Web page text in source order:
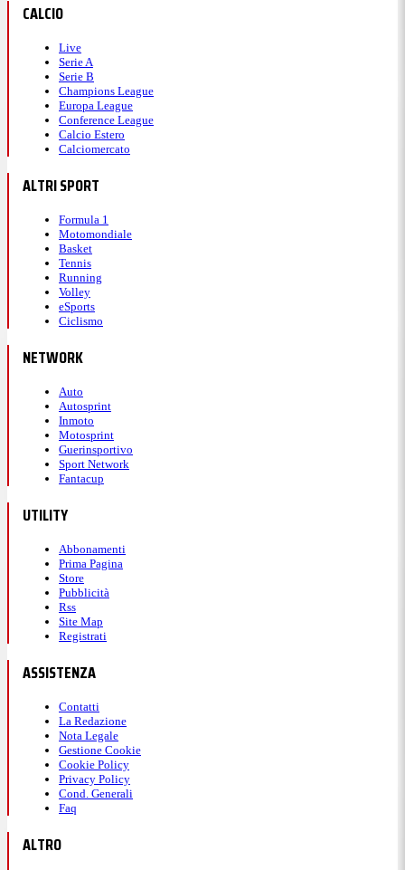
CALCIO
Live
Serie A
Serie B
Champions League
Europa League
Conference League
Calcio Estero
Calciomercato
ALTRI SPORT
Formula 1
Motomondiale
Basket
Tennis
Running
Volley
eSports
Ciclismo
NETWORK
Auto
Autosprint
Inmoto
Motosprint
Guerinsportivo
Sport Network
Fantacup
UTILITY
Abbonamenti
Prima Pagina
Store
Pubblicità
Rss
Site Map
Registrati
ASSISTENZA
Contatti
La Redazione
Nota Legale
Gestione Cookie
Cookie Policy
Privacy Policy
Cond. Generali
Faq
ALTRO